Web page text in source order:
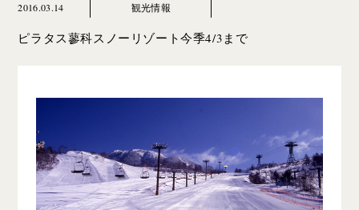
2016.03.14 観光情報
ピラタス蓼科スノーリゾート今季4/3まで